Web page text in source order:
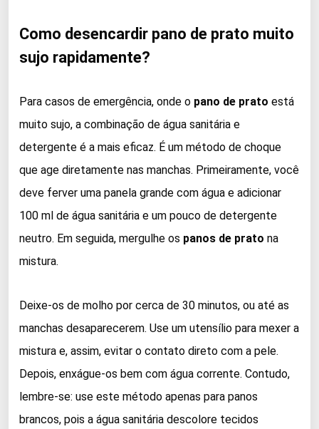
Como desencardir pano de prato muito
sujo rapidamente?
Para casos de emergência, onde o pano de prato está
muito sujo, a combinação de água sanitária e
detergente é a mais eficaz. É um método de choque
que age diretamente nas manchas. Primeiramente, você
deve ferver uma panela grande com água e adicionar
100 ml de água sanitária e um pouco de detergente
neutro. Em seguida, mergulhe os panos de prato na
mistura.
Deixe-os de molho por cerca de 30 minutos, ou até as
manchas desaparecerem. Use um utensílio para mexer a
mistura e, assim, evitar o contato direto com a pele.
Depois, enxágue-os bem com água corrente. Contudo,
lembre-se: use este método apenas para panos
brancos, pois a água sanitária descolore tecidos